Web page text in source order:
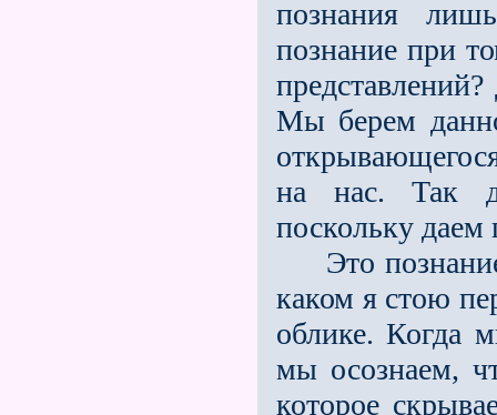
познания
познание при
Мы берем
на нас. Так
поскольку даем
Это познание
каком я стою
облике. Когда
мы осознаем,
которое